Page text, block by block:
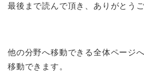
最後まで読んで頂き、ありがとう
他の分野へ移動できる全体ページ
移動できます。